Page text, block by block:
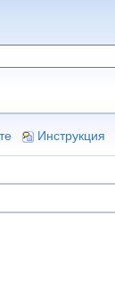
Инструкция